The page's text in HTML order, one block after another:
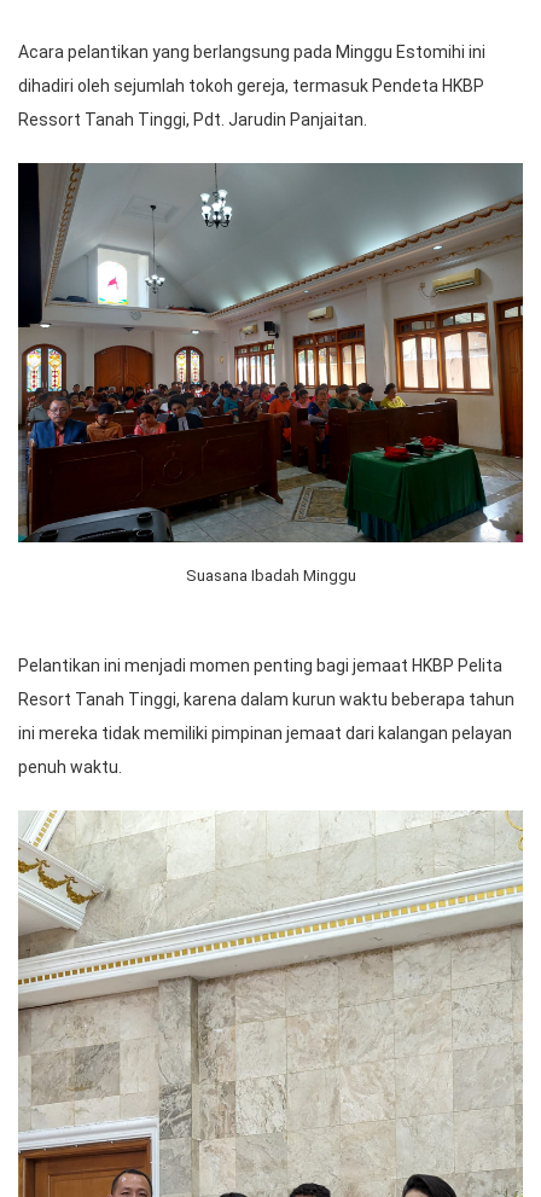
Acara pelantikan yang berlangsung pada Minggu Estomihi ini
dihadiri oleh sejumlah tokoh gereja, termasuk Pendeta HKBP
Ressort Tanah Tinggi, Pdt. Jarudin Panjaitan.
Suasana Ibadah Minggu
Pelantikan ini menjadi momen penting bagi jemaat HKBP Pelita
Resort Tanah Tinggi, karena dalam kurun waktu beberapa tahun
ini mereka tidak memiliki pimpinan jemaat dari kalangan pelayan
penuh waktu.